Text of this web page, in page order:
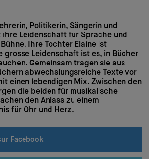
Politikerin, Sängerin und
Leidenschaft für Sprache und
Ihre Tochter Elaine ist
grosse Leidenschaft ist es, in Bücher
Gemeinsam tragen sie aus
abwechslungsreiche Texte vor
einen lebendigen Mix. Zwischen den
die beiden für musikalische
den Anlass zu einem
für Ohr und Herz.
Facebook